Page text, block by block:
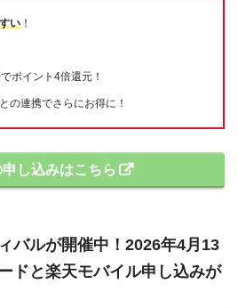
い ！
ポイント4倍還元！
の連携でさらにお得に！
し込みはこちら
バルが開催中！2026年4月13
ドと楽天モバイル申し込みが